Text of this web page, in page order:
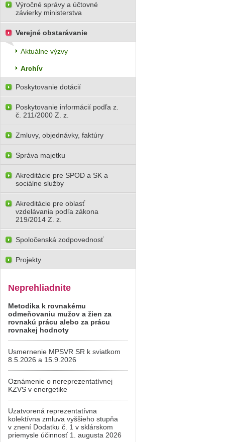
Výročné správy a účtovné
závierky ministerstva
Verejné obstarávanie
Aktuálne výzvy
Archív
Poskytovanie dotácií
Poskytovanie informácií podľa z.
č. 211/2000 Z. z.
Zmluvy, objednávky, faktúry
Správa majetku
Akreditácie pre SPOD a SK a
sociálne služby
Akreditácie pre oblasť
vzdelávania podľa zákona
219/2014 Z. z.
Spoločenská zodpovednosť
Projekty
Neprehliadnite
Metodika k rovnakému
odmeňovaniu mužov a žien za
rovnakú prácu alebo za prácu
rovnakej hodnoty
Usmernenie MPSVR SR k sviatkom
8.5.2026 a 15.9.2026
Oznámenie o nereprezentatívnej
KZVS v energetike
Uzatvorená reprezentatívna
kolektívna zmluva vyššieho stupňa
v znení Dodatku č. 1 v sklárskom
priemysle účinnosť 1. augusta 2026